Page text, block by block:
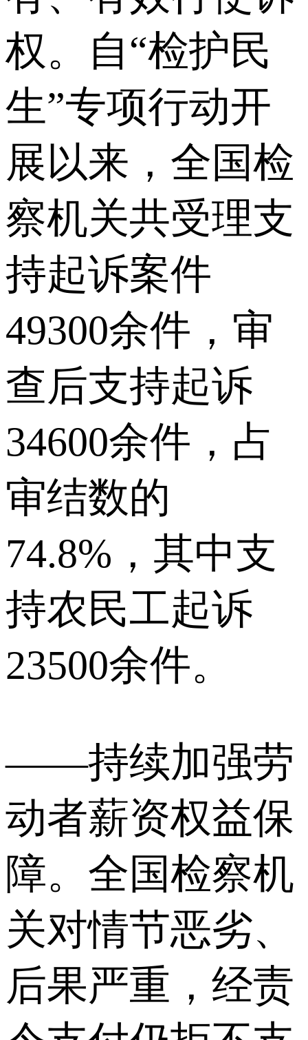
权。自“检护民
生”专项行动开
展以来，全国检
察机关共受理支
持起诉案件
49300余件，审
查后支持起诉
34600余件，占
审结数的
74.8%，其中支
持农民工起诉
23500余件。
——持续加强劳
动者薪资权益保
障。全国检察机
关对情节恶劣、
后果严重，经责